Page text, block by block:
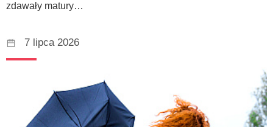
zdawały matury…
7 lipca 2026